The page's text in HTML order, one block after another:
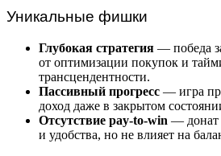
Уникальные фишки
Глубокая стратегия — победа
от оптимизации покупок и
трансцендентности.
Пассивный прогресс — игра
доход даже в закрытом
Отсутствие pay-to-win — донат
и удобства, но не влияет на